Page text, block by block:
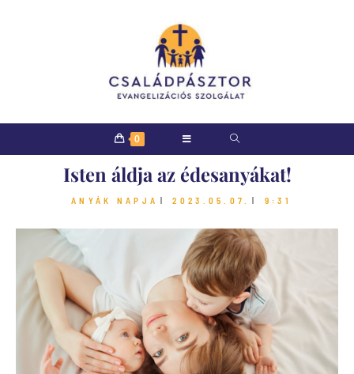
0
Isten áldja az édesanyákat!
ANYÁK NAPJA 2023.05.07. 9:31